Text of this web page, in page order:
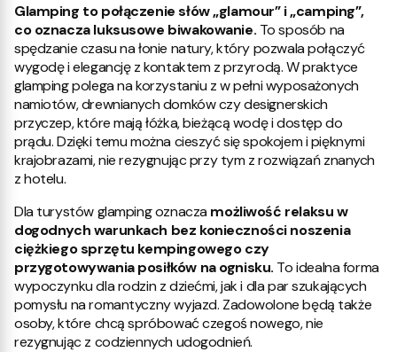
Glamping to połączenie słów „glamour” i „camping”,
co oznacza luksusowe biwakowanie. To sposób na
spędzanie czasu na łonie natury, który pozwala połączyć
wygodę i elegancję z kontaktem z przyrodą. W praktyce
glamping polega na korzystaniu z w pełni wyposażonych
namiotów, drewnianych domków czy designerskich
przyczep, które mają łóżka, bieżącą wodę i dostęp do
prądu. Dzięki temu można cieszyć się spokojem i pięknymi
krajobrazami, nie rezygnując przy tym z rozwiązań znanych
z hotelu.
Dla turystów glamping oznacza możliwość relaksu w
dogodnych warunkach bez konieczności noszenia
ciężkiego sprzętu kempingowego czy
przygotowywania posiłków na ognisku. To idealna forma
wypoczynku dla rodzin z dziećmi, jak i dla par szukających
pomysłu na romantyczny wyjazd. Zadowolone będą także
osoby, które chcą spróbować czegoś nowego, nie
rezygnując z codziennych udogodnień.